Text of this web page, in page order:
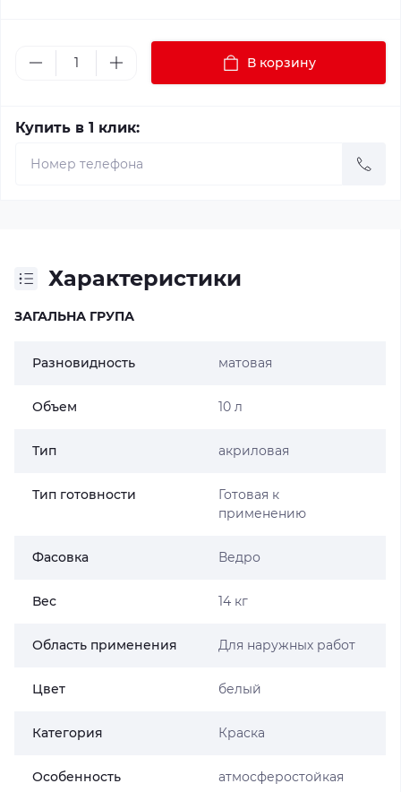
В корзину
Купить в 1 клик:
Характеристики
ЗАГАЛЬНА ГРУПА
Разновидность матовая
Объем 10 л
Тип акриловая
Тип готовности
Готовая к
применению
Фасовка Ведро
Вес 14 кг
Область применения Для наружных работ
Цвет белый
Категория Краска
Особенность атмосферостойкая